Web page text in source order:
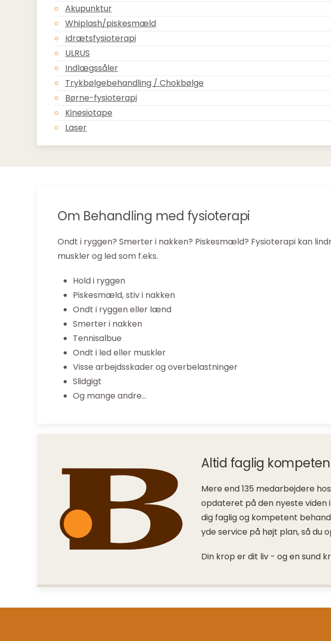
Akupunktur
Whiplash/piskesmæld
Idrætsfysioterapi
ULRUS
Indlægssåler
Trykbølgebehandling / Chokbølge
Børne-fysioterapi
Kinesiotape
Laser
Om Behandling med fysioterapi
Ondt i ryggen? Smerter i nakken? Piskesmæld? Fysioterapi kan
muskler og led som f.eks.
Hold i ryggen
Piskesmæld, stiv i nakken
Ondt i ryggen eller lænd
Smerter i nakken
Tennisalbue
Ondt i led eller muskler
Visse arbejdsskader og overbelastninger
Slidgigt
Og mange andre…
Altid faglig
Mere end 135 medarbejdere
opdateret på den nyeste viden
dig faglig og kompetent
yde service på højt plan, så du
Din krop er dit liv - og en sund